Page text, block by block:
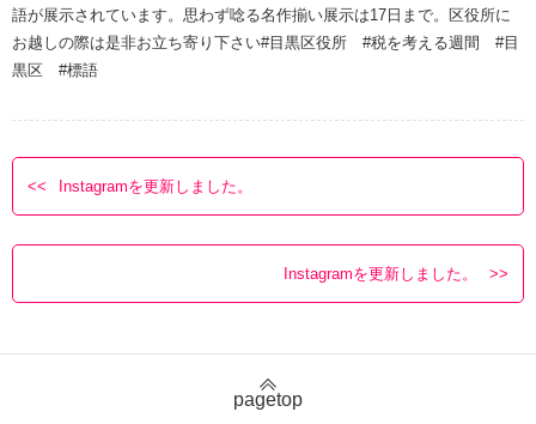
語が展示されています。思わず唸る名作揃い️展示は17日まで。区役所に
お越しの際は是非お立ち寄り下さい#目黒区役所 #税を考える週間 #目
黒区 #標語
Instagramを更新しました。
Instagramを更新しました。
pagetop